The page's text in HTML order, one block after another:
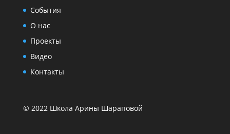
События
О нас
Проекты
Видео
Контакты
© 2022 Школа Арины Шараповой